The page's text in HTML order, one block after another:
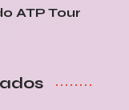
ATP Tour